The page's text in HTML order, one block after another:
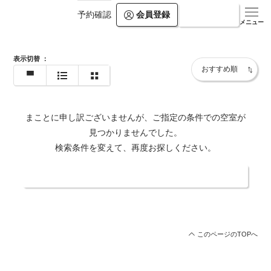
予約確認 会員登録
メニュー
https://shiosai-spa.com/
表示切替 ：
まことに申し訳ございませんが、ご指定の条件での空室が
見つかりませんでした。
検索条件を変えて、再度お探しください。
このページのTOPへ